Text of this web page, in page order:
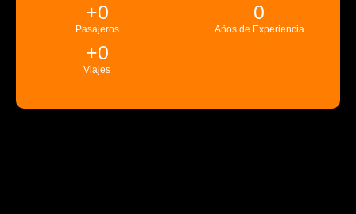
Pasajeros
+0
Años de Experiencia
0
Viajes
+0